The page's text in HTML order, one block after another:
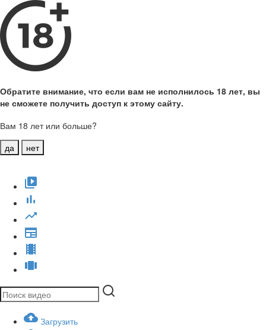
Обратите внимание, что если вам не исполнилось 18 лет, вы
не сможете получить доступ к этому сайту.
Вам 18 лет или больше?
да
нет
Загрузить